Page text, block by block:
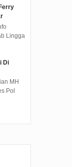
Lingga
Di
MH
Pol